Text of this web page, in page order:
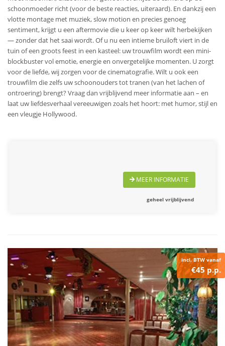
schoonmoeder richt (voor de beste reacties, uiteraard). En dankzij een
vlotte montage met muziek, slow motion en precies genoeg
sentiment, krijgt u een aftermovie die u keer op keer wilt herbekijken
— zonder dat het saai wordt. Of u nu een intieme bruiloft viert in de
tuin of een groots feest in een kasteel: uw trouwfilm wordt een mini-
blockbuster vol emotie, energie en onvergetelijke momenten. U zorgt
voor de liefde, wij zorgen voor de cinematografie. Wilt u ook een
trouwfilm die zelfs uw schoonouders tot tranen (van het lachen of
ontroering) brengt? Vraag dan vrijblijvend meer informatie aan – en
laat uw liefdesverhaal vereeuwigen zoals het hoort: met humor, stijl en
een vleugje Hollywood.
MEER INFORMATIE
geheel vrijblijvend
incl. BTW vanaf
€45 p.p.